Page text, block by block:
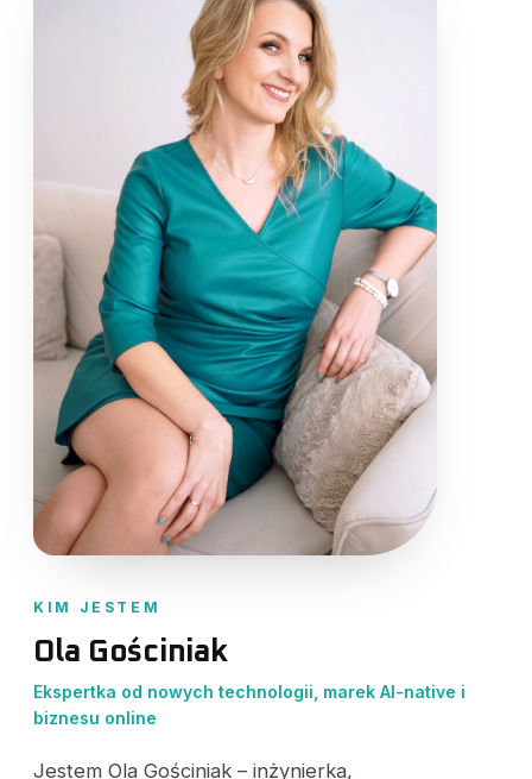
KIM JESTEM
Ola Gościniak
Ekspertka od nowych technologii, marek AI-native i
biznesu online
Jestem Ola Gościniak – inżynierka,